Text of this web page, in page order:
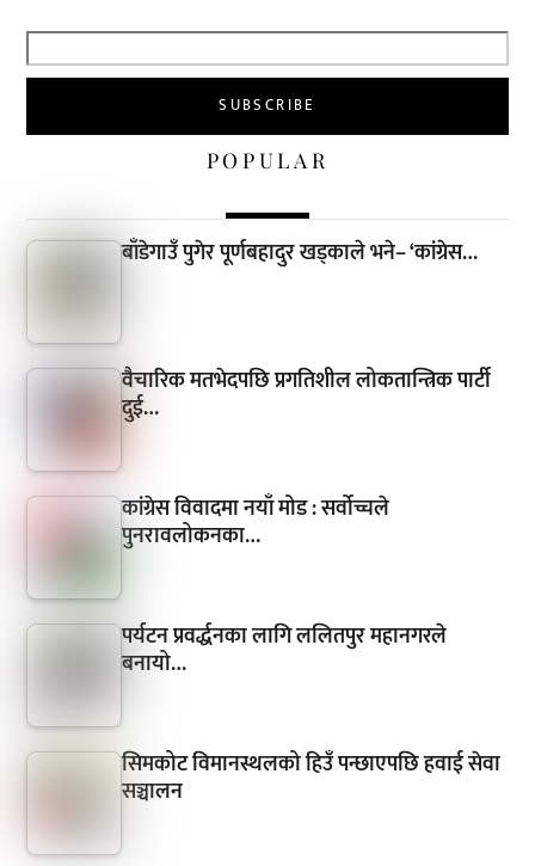
POPULAR
बाँडेगाउँ पुगेर पूर्णबहादुर खड्काले भने– ‘कांग्रेस…
वैचारिक मतभेदपछि प्रगतिशील लोकतान्त्रिक पार्टी
दुई…
कांग्रेस विवादमा नयाँ मोड : सर्वोच्चले
पुनरावलोकनका…
पर्यटन प्रवर्द्धनका लागि ललितपुर महानगरले
बनायो…
सिमकोट विमानस्थलको हिउँ पन्छाएपछि हवाई सेवा
सञ्चालन